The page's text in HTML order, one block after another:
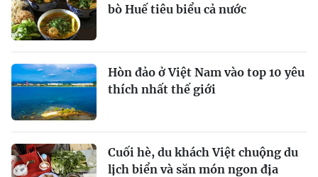
bò Huế tiêu biểu cả nước
Hòn đảo ở Việt Nam vào top 10 yêu
thích nhất thế giới
Cuối hè, du khách Việt chuộng du
lịch biển và săn món ngon địa